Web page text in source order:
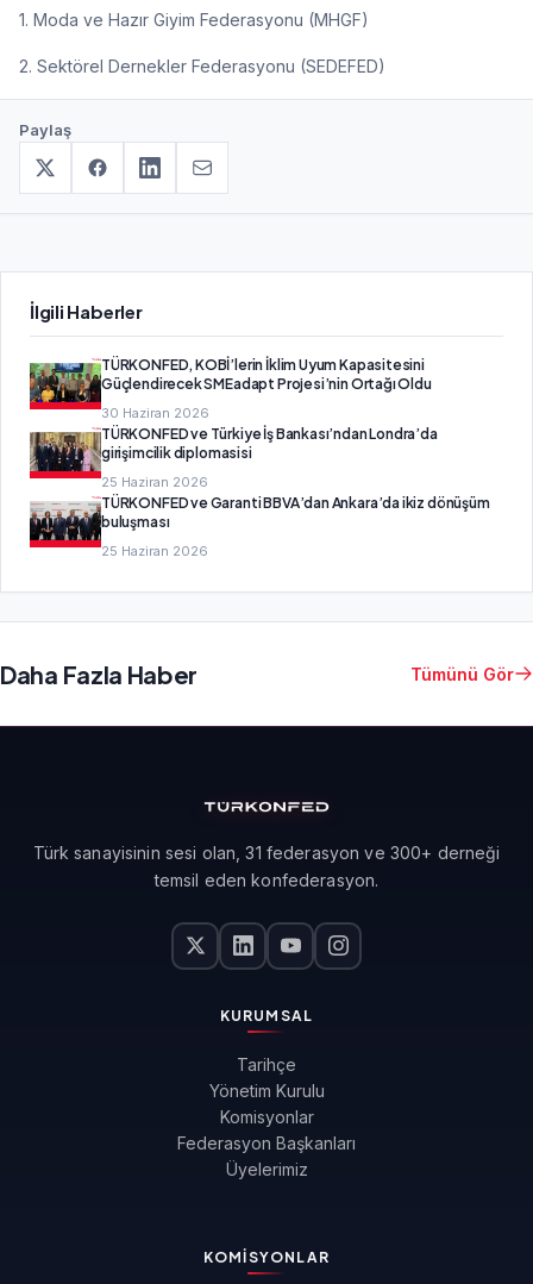
1. Moda ve Hazır Giyim Federasyonu (MHGF)
2. Sektörel Dernekler Federasyonu (SEDEFED)
Paylaş
İlgili Haberler
TÜRKONFED, KOBİ’lerin İklim Uyum Kapasitesini
Güçlendirecek SMEadapt Projesi’nin Ortağı Oldu
30 Haziran 2026
TÜRKONFED ve Türkiye İş Bankası’ndan Londra’da
girişimcilik diplomasisi
25 Haziran 2026
TÜRKONFED ve Garanti BBVA’dan Ankara’da ikiz dönüşüm
buluşması
25 Haziran 2026
Daha Fazla Haber Tümünü Gör
Türk sanayisinin sesi olan, 31 federasyon ve 300+ derneği
temsil eden konfederasyon.
KURUMSAL
Tarihçe
Yönetim Kurulu
Komisyonlar
Federasyon Başkanları
Üyelerimiz
KOMISYONLAR